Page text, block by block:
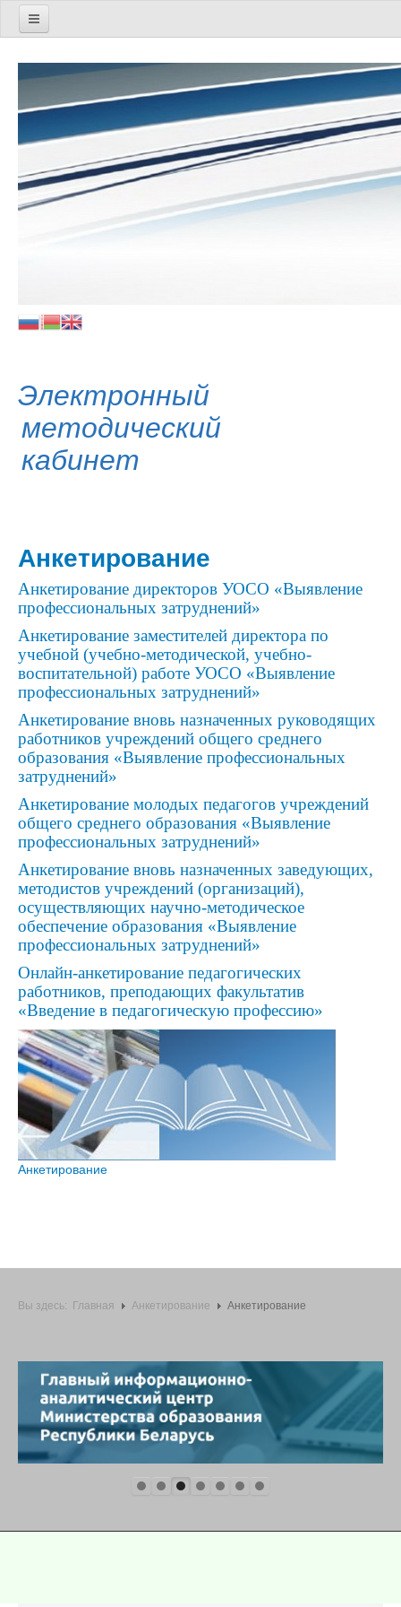
Электронный
методический
кабинет
Социально-педагогическая работа
Управленческая деятельность
Дошкольное и начальное образование
Идеологическая и воспитательная работа
Специальное образование
Цифровая трансформация
Дистанционные мероприятия
Анкетирование
Анкетирование директоров УОСО «Выявление
профессиональных затруднений»
Анкетирование заместителей директора по
учебной (учебно-методической, учебно-
воспитательной) работе УОСО «Выявление
профессиональных затруднений»
Анкетирование вновь назначенных руководящих
работников учреждений общего среднего
образования «Выявление профессиональных
затруднений»
Анкетирование молодых педагогов учреждений
общего среднего образования «Выявление
профессиональных затруднений»
Анкетирование вновь назначенных заведующих,
методистов учреждений (организаций),
осуществляющих научно-методическое
обеспечение образования «Выявление
профессиональных затруднений»
Онлайн-анкетирование педагогических
работников, преподающих факультатив
«Введение в педагогическую профессию»
Анкетирование
Вы здесь: Главная Анкетирование Анкетирование